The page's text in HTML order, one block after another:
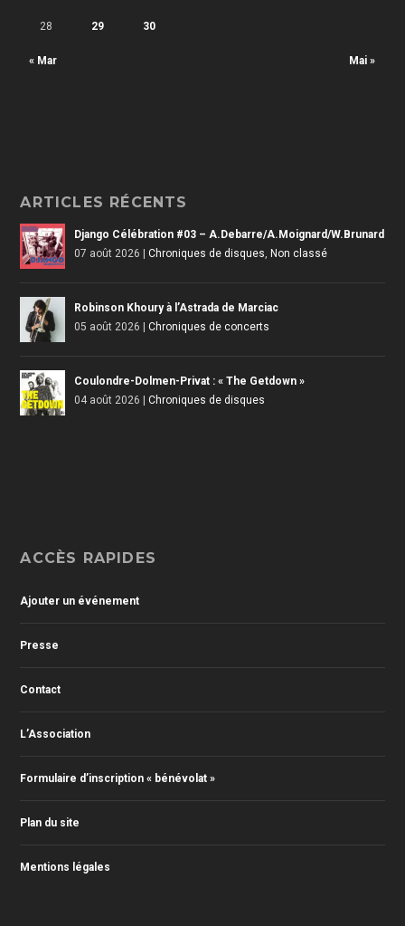
« Mar Mai »
28 29 30
ARTICLES RÉCENTS
Django Célébration #03 – A.Debarre/A.Moignard/W.Brunard
07 août 2026
|Chroniques de disques, Non classé
Robinson Khoury à l’Astrada de Marciac
05 août 2026
|Chroniques de concerts
Coulondre-Dolmen-Privat : « The Getdown »
04 août 2026
|Chroniques de disques
ACCÈS RAPIDES
Ajouter un événement
Presse
Contact
L’Association
Formulaire d’inscription « bénévolat »
Plan du site
Mentions légales